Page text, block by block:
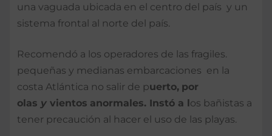
una vaguada ubicada en el centro del país y un
sistema frontal al norte del país.
Recomendó a los operadores de las fragiles.
pequeñas y medianas embarcaciones en la
costa Atlántica no salir de puerto, por
olas y vientos anormales. Instó a los bañistas a
tener precaución al hacer el uso de las playas.